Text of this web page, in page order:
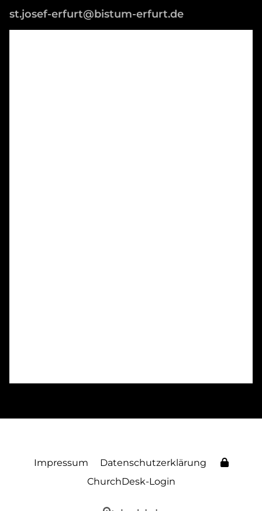
st.josef-erfurt@bistum-erfurt.de
Impressum
Datenschutzerklärung
ChurchDesk-Login